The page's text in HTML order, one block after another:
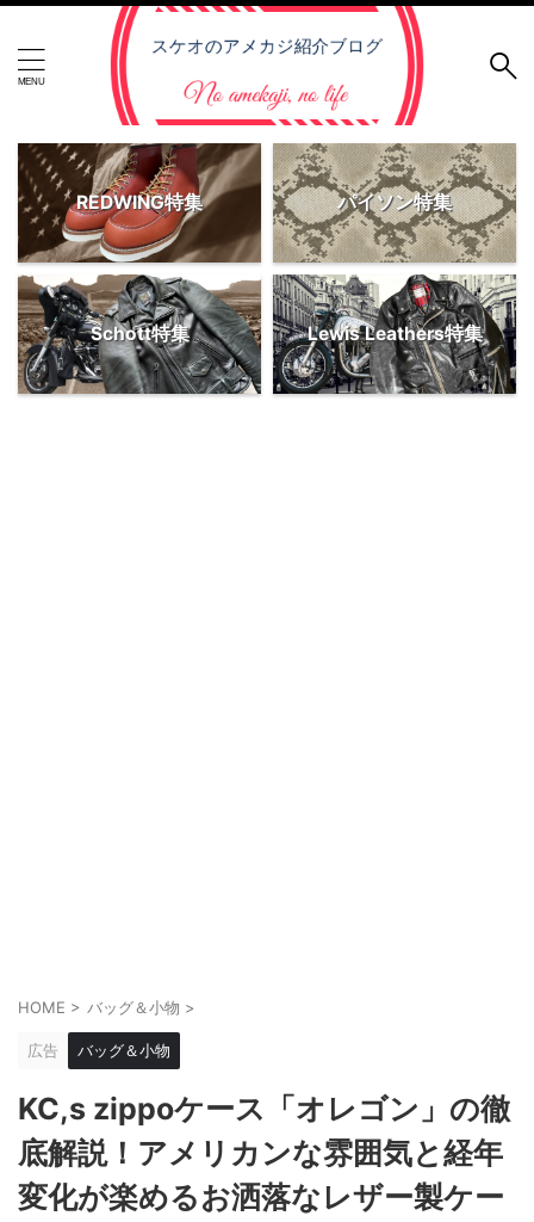
REDWING特集 パイソン特集
Schott特集 Lewis Leathers特集
HOME > バッグ＆小物 >
広告 バッグ＆小物
KC,s zippoケース「オレゴン」の徹
底解説！アメリカンな雰囲気と経年
変化が楽めるお洒落なレザー製ケー